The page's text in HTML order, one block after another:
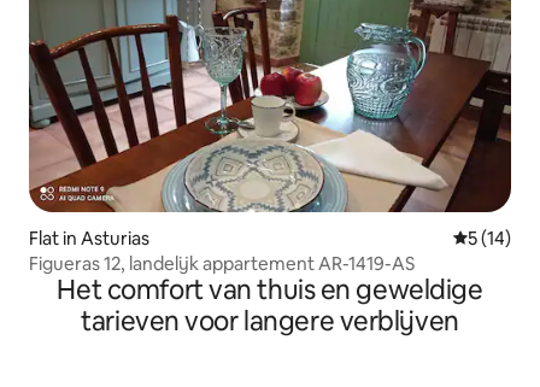
Flat in Asturias
5 (14)
Figueras 12, landelijk appartement AR-1419-AS
Het comfort van thuis en geweldige
tarieven voor langere verblijven